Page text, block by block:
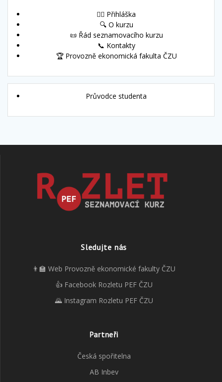
🙋‍♀️ Přihláška
🔍 O kurzu
📜 Řád seznamovacího kurzu
📞 Kontakty
🏆 Provozně ekonomická fakulta ČZU
Průvodce studenta
Sledujte nás
👨‍🏫 Web Provozně ekonomické fakulty ČZU
👍 Facebook Rozletu PEF ČZU
🌄 Instagram Rozletu PEF ČZU
Partneři
Česká spořitelna
AB Inbev